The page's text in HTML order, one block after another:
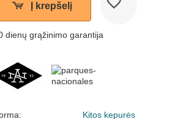
Į krepšelį
dienų grąžinimo garantija
Kitos kepurės